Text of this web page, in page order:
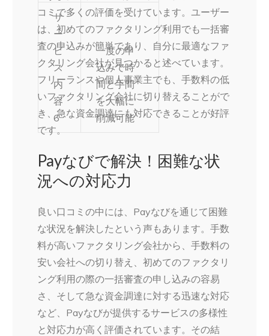
サ
ー
ビ
ス
内
容
6
一度の申
込みで時
間と手間
を大幅に
削減可能
コミで多くの評価を受けています。ユーザー
は、初めてのファクタリング利用でも一括審
査の申込みが簡単であり、自分に最適なファ
クタリング会社が見つかると述べています。
フリーランスや個人事業主でも、手数料の低
いファクタリング会社に切り替えることがで
き、急な資金調達にも対応できることが好評
です。
Payなびで解決！困難な状
況への対応力
良い口コミの中には、Payなびを通じて困難
な状況を解決したという声もあります。手数
料が高いファクタリング会社から、手数料の
安い会社への切り替え、初めてのファクタリ
ング利用の際の一括審査の申し込みの容易
さ、そして急な資金調達に対する迅速な対応
など、Payなびが提供するサービスの多様性
と対応力が高く評価されています。その結